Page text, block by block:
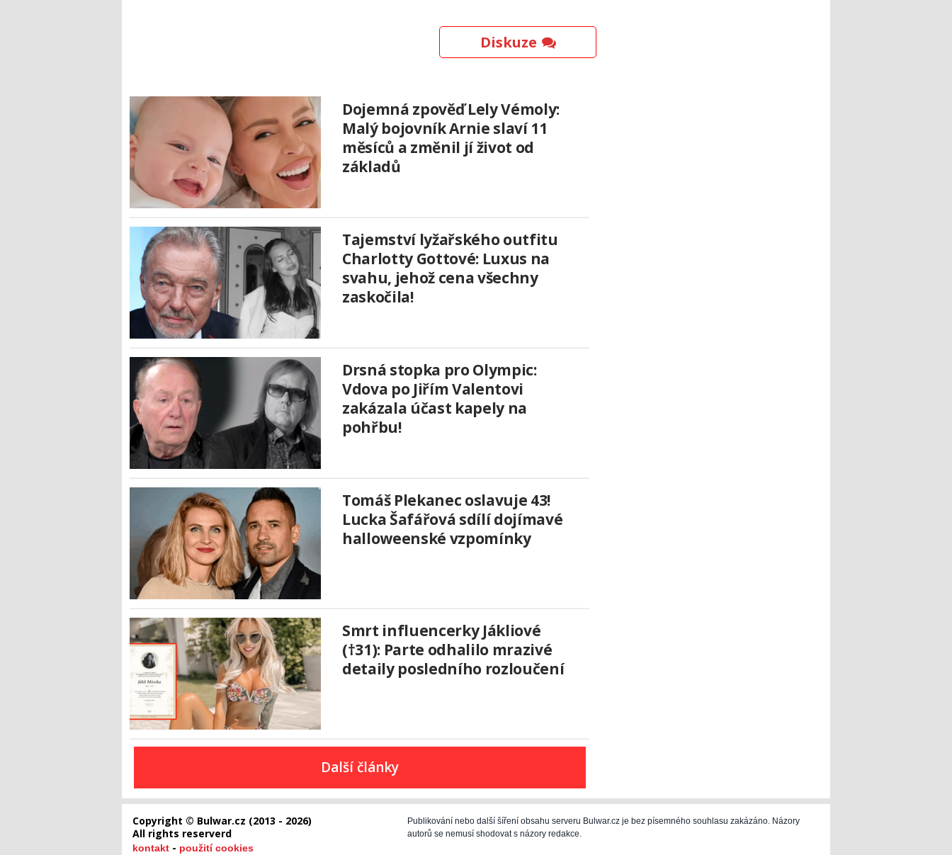
Diskuze
Dojemná zpověď Lely Vémoly:
Malý bojovník Arnie slaví 11
měsíců a změnil jí život od
základů
Tajemství lyžařského outfitu
Charlotty Gottové: Luxus na
svahu, jehož cena všechny
zaskočila!
Drsná stopka pro Olympic:
Vdova po Jiřím Valentovi
zakázala účast kapely na
pohřbu!
Tomáš Plekanec oslavuje 43!
Lucka Šafářová sdílí dojímavé
halloweenské vzpomínky
Smrt influencerky Jákliové
(†31): Parte odhalilo mrazivé
detaily posledního rozloučení
Další články
Copyright © Bulwar.cz (2013 - 2026)
All rights reserverd
kontakt - použití cookies
Publikování nebo další šíření obsahu serveru Bulwar.cz je bez písemného souhlasu zakázáno. Názory
autorů se nemusí shodovat s názory redakce.